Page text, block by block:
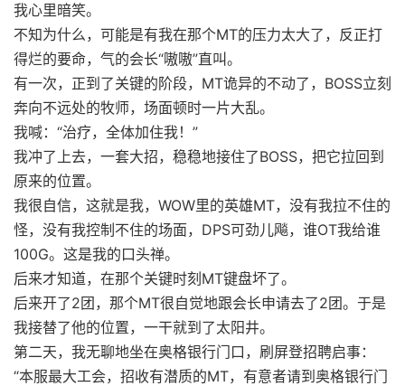
我心里暗笑。
不知为什么，可能是有我在那个MT的压力太大了，反正打
得烂的要命，气的会长“嗷嗷”直叫。
有一次，正到了关键的阶段，MT诡异的不动了，BOSS立刻
奔向不远处的牧师，场面顿时一片大乱。
我喊：“治疗，全体加住我！”
我冲了上去，一套大招，稳稳地接住了BOSS，把它拉回到
原来的位置。
我很自信，这就是我，WOW里的英雄MT，没有我拉不住的
怪，没有我控制不住的场面，DPS可劲儿飚，谁OT我给谁
100G。这是我的口头禅。
后来才知道，在那个关键时刻MT键盘坏了。
后来开了2团，那个MT很自觉地跟会长申请去了2团。于是
我接替了他的位置，一干就到了太阳井。
第二天，我无聊地坐在奥格银行门口，刷屏登招聘启事：
“本服最大工会，招收有潜质的MT，有意者请到奥格银行门